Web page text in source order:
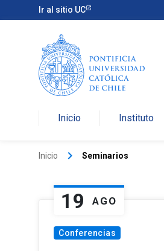
Ir al sitio UC
Inicio Instituto
Inicio keyboard_arrow_right Seminarios
19 AGO
Conferencias